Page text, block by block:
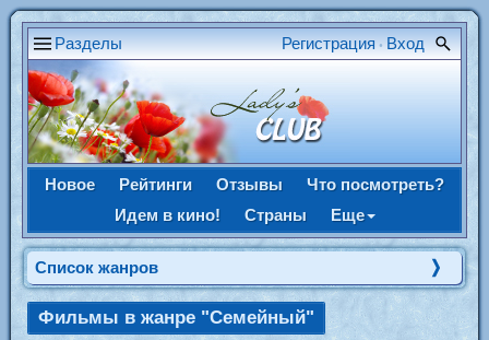
Разделы Регистрация • Вход
Новое Рейтинги Отзывы
Что посмотреть?
Идем в кино!
Страны Еще
Список жанров
Фильмы в жанре "Семейный"